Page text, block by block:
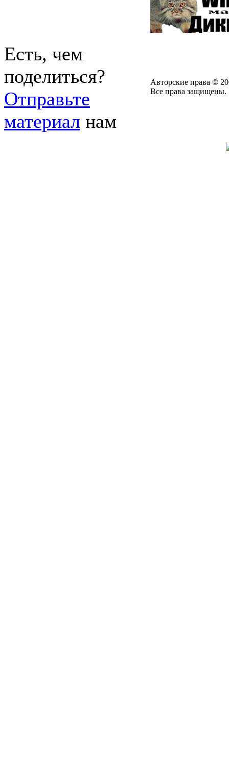
Есть, чем
поделиться?
Отправьте
материал нам
Авторские права ©
Все права защищены.